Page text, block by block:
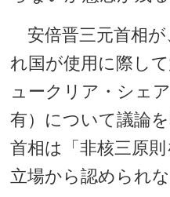
安倍晋三元首相が
れ国が使用に際し
ュークリア・シェ
有）について議論
首相は「非核三原
立場から認められ